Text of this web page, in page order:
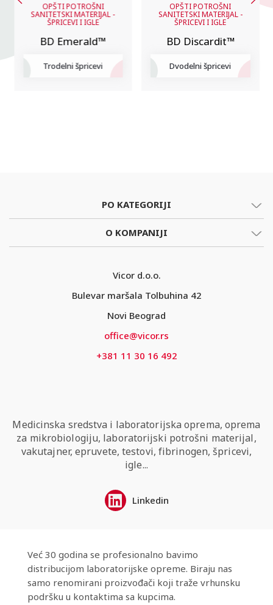
OPŠTI POTROŠNI
SANITETSKI MATERIJAL -
ŠPRICEVI I IGLE
BD Emerald™
Trodelni špricevi
OPŠTI POTROŠNI
SANITETSKI MATERIJAL -
ŠPRICEVI I IGLE
BD Discardit™
Dvodelni špricevi
PO KATEGORIJI
O KOMPANIJI
Vicor d.o.o.
Bulevar maršala Tolbuhina 42
Novi Beograd
office@vicor.rs
+381 11 30 16 492
Medicinska sredstva i laboratorijska oprema, oprema
za mikrobiologiju, laboratorijski potrošni materijal,
vakutajner, epruvete, testovi, fibrinogen, špricevi,
igle...
Linkedin
Već 30 godina se profesionalno bavimo
distribucijom laboratorijske opreme. Biraju nas
samo renomirani proizvođači koji traže vrhunsku
podršku u kontaktima sa kupcima.